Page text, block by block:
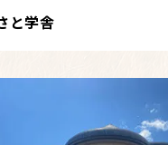
と学舎